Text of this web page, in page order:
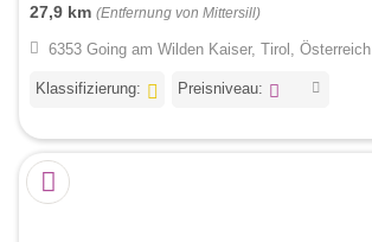
27,9 km (Entfernung von Mittersill)
6353 Going am Wilden Kaiser, Tirol, Österreich
Klassifizierung: Preisniveau: